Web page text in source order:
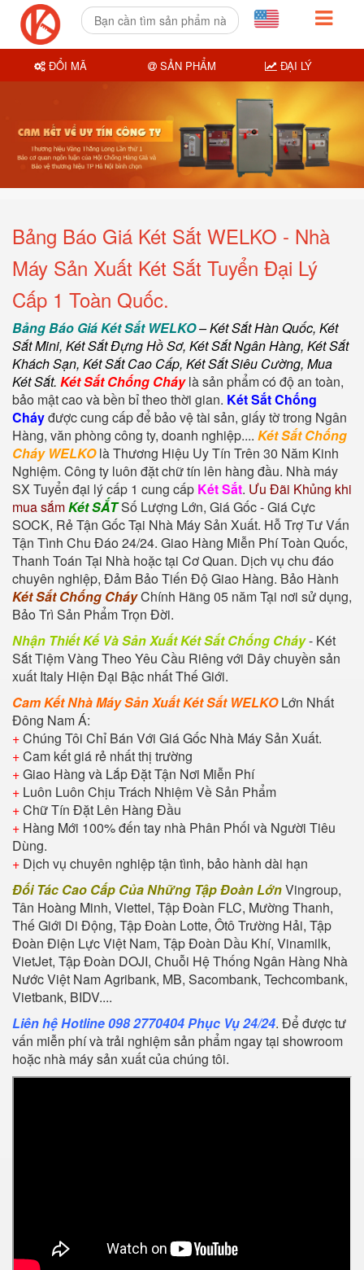
Bảng Báo Giá Két Sắt WELKO - Nhà
Máy Sản Xuất Két Sắt Tuyển Đại Lý
Cấp 1 Toàn Quốc.
Bảng Báo Giá Két Sắt WELKO–Két Sắt Hàn Quốc, Két
Sắt Mini, Két Sắt Đựng Hồ Sơ, Két Sắt Ngân Hàng, Két Sắt
Khách Sạn, Két Sắt Cao Cấp, Két Sắt Siêu Cường, Mua
Két Sắt. Két Sắt Chống Cháylà sản phẩm có độ an toàn,
bảo mật cao và bền bỉ theo thời gian. Két Sắt Chống
Cháyđược cung cấp để bảo vệ tài sản, giấy tờ trong Ngân
Hàng, văn phòng công ty, doanh nghiệp.... Két Sắt Chống
Cháy WELKOlà Thương Hiệu Uy Tín Trên 30 Năm Kinh
Nghiệm. Công ty luôn đặt chữ tín lên hàng đầu. Nhà máy
SX Tuyển đại lý cấp 1 cung cấp Két Sắt. Ưu Đãi Khủng khi
mua sắmKét SẮTSố Lượng Lớn, Giá Gốc - Giá Cực
SOCK, Rẻ Tận Gốc Tại Nhà Máy Sản Xuất. Hỗ Trợ Tư Vấn
Tận Tình Chu Đáo 24/24. Giao Hàng Miễn Phí Toàn Quốc,
Thanh Toán Tại Nhà hoặc tại Cơ Quan. Dịch vụ chu đáo
chuyên nghiệp, Đảm Bảo Tiến Độ Giao Hàng. Bảo Hành
Két Sắt Chống CháyChính Hãng 05 năm Tại nơi sử dụng,
Bảo Trì Sản Phẩm Trọn Đời.
Nhận Thiết Kế Và Sản Xuất Két Sắt Chống Cháy- Két
Sắt Tiệm Vàng Theo Yêu Cầu Riêng với Dây chuyền sản
xuất Italy Hiện Đại Bậc nhất Thế Giới.
Cam Kết Nhà Máy Sản Xuất Két Sắt WELKOLớn Nhất
Đông Nam Á:
+Chúng Tôi Chỉ Bán Với Giá Gốc Nhà Máy Sản Xuất.
+Cam kết giá rẻ nhất thị trường
+Giao Hàng và Lắp Đặt Tận Nơi Miễn Phí
+ Luôn Luôn Chịu Trách Nhiệm Về Sản Phẩm
+Chữ Tín Đặt Lên Hàng Đầu
+ Hàng Mới 100% đến tay nhà Phân Phối và Người Tiêu
Dùng.
+ Dịch vụ chuyên nghiệp tận tình, bảo hành dài hạn
Đối Tác Cao Cấp Của Những Tập Đoàn LớnVingroup,
Tân Hoàng Minh, Viettel, Tập Đoàn FLC, Mường Thanh,
Thế Giới Di Động, Tập Đoàn Lotte, Ôtô Trường Hải, Tập
Đoàn Điện Lực Việt Nam, Tập Đoàn Dầu Khí, Vinamilk,
VietJet, Tập Đoàn DOJI, Chuỗi Hệ Thống Ngân Hàng Nhà
Nước Việt Nam Agribank, MB, Sacombank, Techcombank,
Vietbank, BIDV....
Liên hệ Hotline 098 2770404 Phục Vụ 24/24. Để được tư
vấn miễn phí và trải nghiệm sản phẩm ngay tại showroom
hoặc nhà máy sản xuất của chúng tôi.
ĐỔI MÃ SẢN PHẨM ĐẠI LÝ